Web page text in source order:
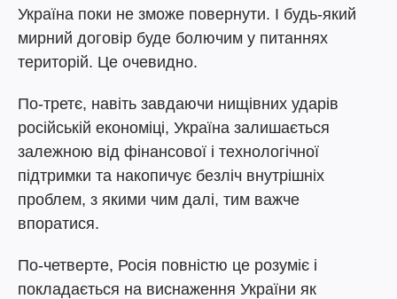
Україна поки не зможе повернути. І будь-який
мирний договір буде болючим у питаннях
територій. Це очевидно.
По-третє, навіть завдаючи нищівних ударів
російській економіці, Україна залишається
залежною від фінансової і технологічної
підтримки та накопичує безліч внутрішніх
проблем, з якими чим далі, тим важче
впоратися.
По-четверте, Росія повністю це розуміє і
покладається на виснаження України як